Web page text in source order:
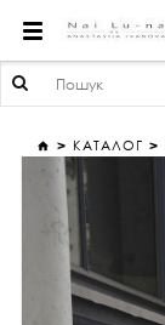
КАТАЛОГ
ДОВГА ЧОРНА ШОВКОВА СУКНЯ-КОМБІНАЦІЯ МАКСІ — 100% ШОВК